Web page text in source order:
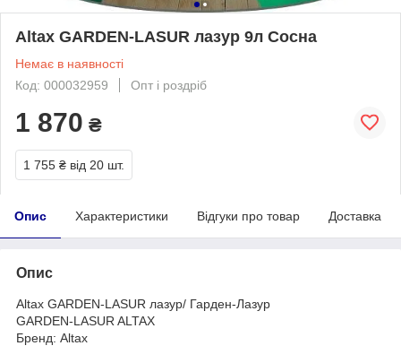
Altax GARDEN-LASUR лазур 9л Сосна
Немає в наявності
Код: 000032959
Опт і роздріб
1 870 ₴
1 755 ₴ від 20 шт.
Опис Характеристики Відгуки про товар Доставка
Опис
Altax GARDEN-LASUR лазур/ Гарден-Лазур
GARDEN-LASUR ALTAX
Бренд: Altax